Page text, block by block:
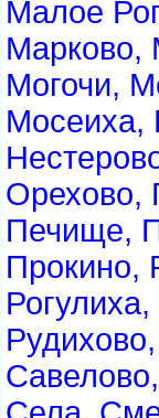
Малое
Марково,
Могочи,
Мосеиха,
Орехово,
Печище,
Прокино,